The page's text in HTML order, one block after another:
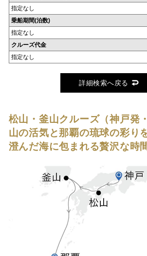
指定なし
乗船期間(泊数)
指定なし
クルーズ代金
指定なし
詳細検索へ戻る
松山・釜山クルーズ（神戸発
山の活気と那覇の琉球の彩り
澄んだ海に包まれる贅沢な時